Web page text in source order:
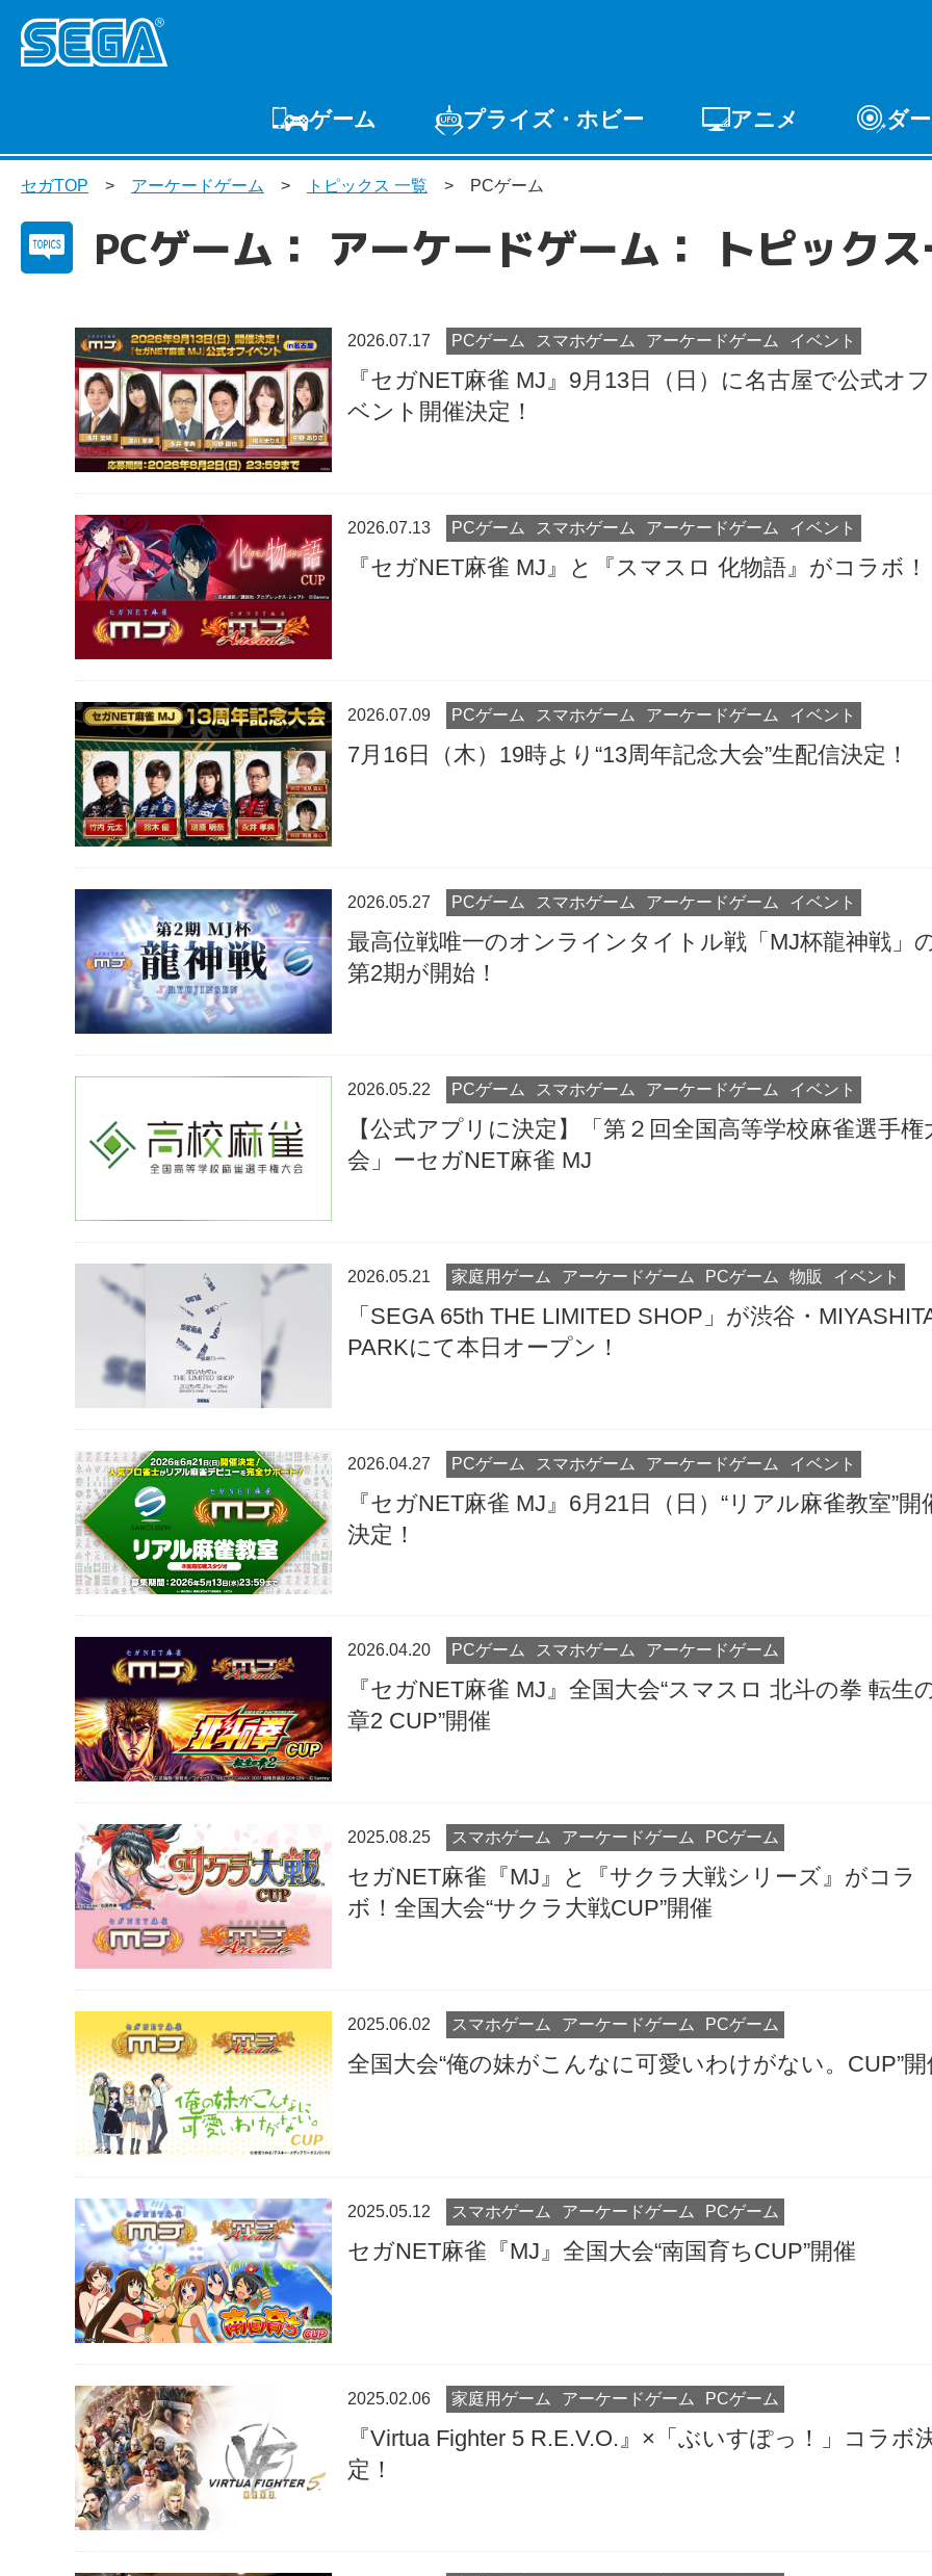
ゲーム
ゲームTOP 家庭用ゲーム
プライズ・ホビー
プライズ
アニメ ダ
セガTOP アーケードゲーム トピックス 一覧 PCゲーム
PCゲーム： アーケードゲーム： トピック
2026.07.17 PCゲーム スマホゲーム アーケードゲーム イベント
『セガNET麻雀 MJ』9月13日（日）に名古屋で公式オ
ベント開催決定！
2026.07.13 PCゲーム スマホゲーム アーケードゲーム イベント
『セガNET麻雀 MJ』と『スマスロ 化物語』がコラボ！
2026.07.09 PCゲーム スマホゲーム アーケードゲーム イベント
7月16日（木）19時より“13周年記念大会”生配信決定！
2026.05.27 PCゲーム スマホゲーム アーケードゲーム イベント
最高位戦唯一のオンラインタイトル戦「MJ杯龍神戦」
第2期が開始！
2026.05.22 PCゲーム スマホゲーム アーケードゲーム イベント
【公式アプリに決定】「第２回全国高等学校麻雀選手権
会」ーセガNET麻雀 MJ
2026.05.21 家庭用ゲーム アーケードゲーム PCゲーム 物販 イベント
「SEGA 65th THE LIMITED SHOP」が渋谷・
PARKにて本日オープン！
2026.04.27 PCゲーム スマホゲーム アーケードゲーム イベント
『セガNET麻雀 MJ』6月21日（日）“リアル麻雀教室”開
決定！
2026.04.20 PCゲーム スマホゲーム アーケードゲーム
『セガNET麻雀 MJ』全国大会“スマスロ 北斗の拳 転生
章2 CUP”開催
2025.08.25 スマホゲーム アーケードゲーム PCゲーム
セガNET麻雀『MJ』と『サクラ大戦シリーズ』がコラ
ボ！全国大会“サクラ大戦CUP”開催
2025.06.02 スマホゲーム アーケードゲーム PCゲーム
全国大会“俺の妹がこんなに可愛いわけがない。CUP”開
2025.05.12 スマホゲーム アーケードゲーム PCゲーム
セガNET麻雀『MJ』全国大会“南国育ちCUP”開催
2025.02.06 家庭用ゲーム アーケードゲーム PCゲーム
『Virtua Fighter 5 R.E.V.O.』×「ぶいすぽっ！」コラボ
定！